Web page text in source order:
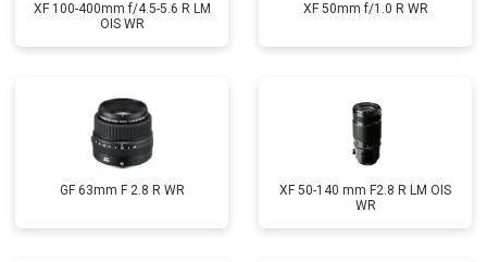
XF 100-400mm f/4.5-5.6 R LM
OIS WR
XF 50mm f/1.0 R WR
GF 63mm F 2.8 R WR
XF 50-140 mm F2.8 R LM OIS
WR